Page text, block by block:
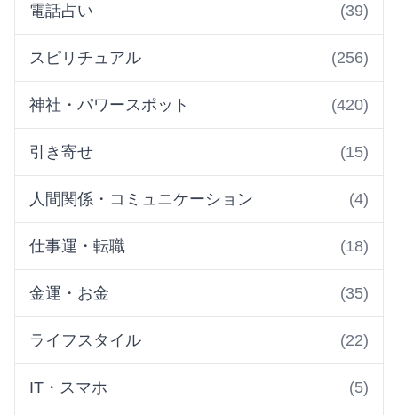
電話占い (39)
スピリチュアル (256)
神社・パワースポット (420)
引き寄せ (15)
人間関係・コミュニケーション (4)
仕事運・転職 (18)
金運・お金 (35)
ライフスタイル (22)
IT・スマホ (5)